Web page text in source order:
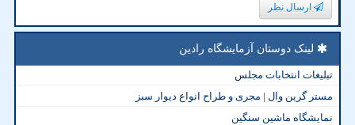
ارسال نظر
لینک دوستان آزمایشگاه رادین
تبلیغات انتخابات مجلس
مستر گرین وال | مجری و طراح انواع دیوار سبز
نمایشگاه ماشین سنگین